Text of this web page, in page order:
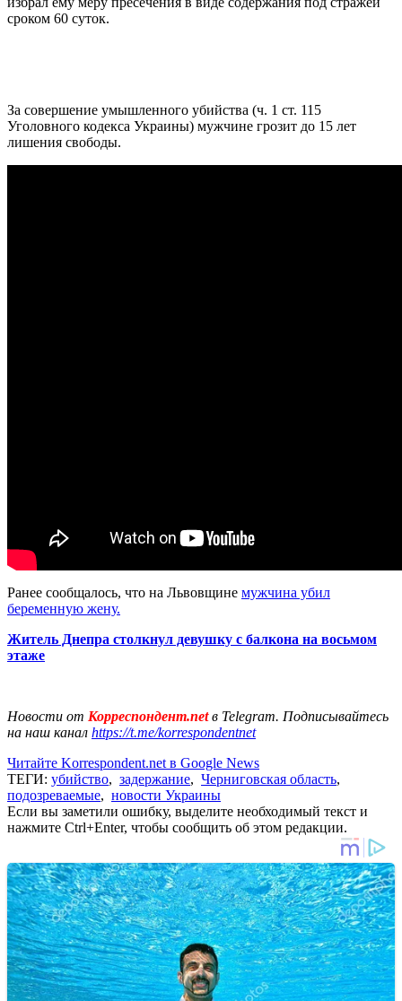
сроком 60 суток.
За совершение умышленного убийства (ч. 1 ст. 115
Уголовного кодекса Украины) мужчине грозит до 15 лет
лишения свободы.
Ранее сообщалось, что на Львовщине мужчина убил
беременную жену.
Житель Днепра столкнул девушку с балкона на восьмом
этаже
Новости от Корреспондент.netв Telegram. Подписывайтесь
на наш канал https://t.me/korrespondentnet
Читайте Korrespondent.net в Google News
ТЕГИ: убийство, задержание, Черниговская область,
подозреваемые, новости Украины
Если вы заметили ошибку, выделите необходимый текст и
нажмите Ctrl+Enter, чтобы сообщить об этом редакции.